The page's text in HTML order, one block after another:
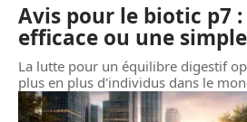
Avis pour le biotic p7
efficace ou une
La lutte pour un équilibre digestif
plus en plus d'individus dans le